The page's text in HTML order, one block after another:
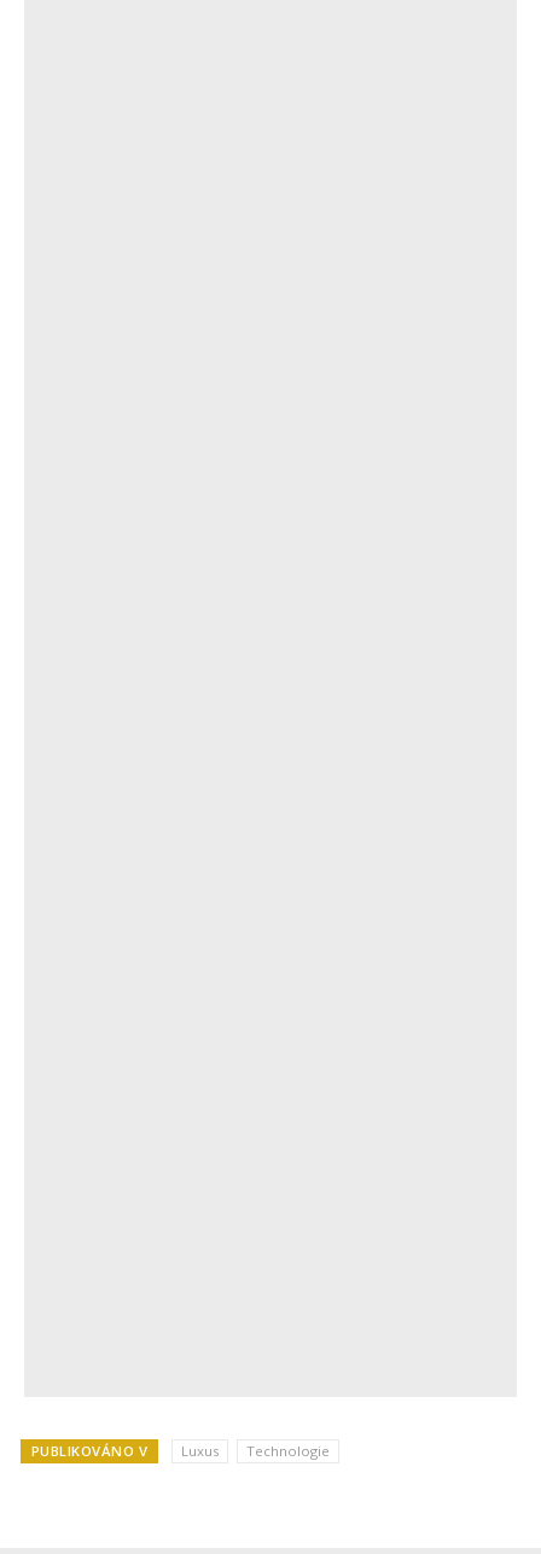
PUBLIKOVÁNO V Luxus Technologie